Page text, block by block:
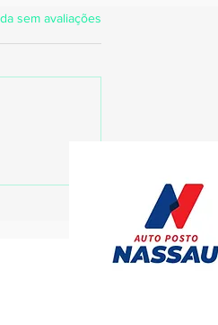
duelo direto pelo G-6
de 5 estrelas.
sem avaliações